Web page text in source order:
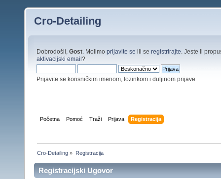
Cro-Detailing
Dobrodošli, Gost . Molimo prijavite se ili se registrirajte . Jeste li
aktivacijski email?
Prijavite se korisničkim imenom, lozinkom i duljinom prijave
Početna Pomoć Traži Prijava Registracija
Cro-Detailing » Registracija
Registracijski Ugovor